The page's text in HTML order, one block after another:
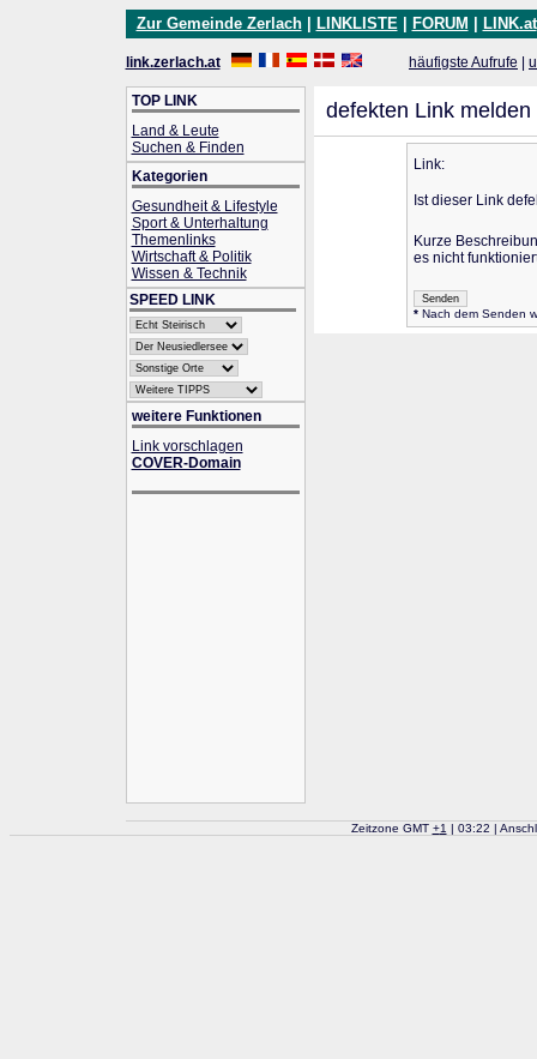
Zur Gemeinde Zerlach LINKLISTE FORUM LINK.at
link.zerlach.at häufigste Aufrufe
TOP LINK
Land & Leute
Suchen & Finden
Kategorien
Gesundheit & Lifestyle
Sport & Unterhaltung
Themenlinks
Wirtschaft & Politik
Wissen & Technik
SPEED LINK
weitere Funktionen
Link vorschlagen
COVER-Domain
defekten Link melden
Link:
Ist dieser Link
Kurze
es nicht
*Nach dem Senden
Zeitzone GMT +1 | 03:22 |